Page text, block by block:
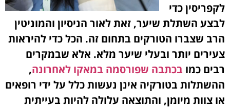
לקפריסין כדי
לבצע השתלת שיער, זאת לאור הניסיון והמוניטין
הרב שצברו הטורקים בתחום זה. הכל כדי להיראות
צעירים יותר ובעלי שיער מלא. אלא שבמקרים
רבים כמו בכתבה שפורסמה במאקו לאחרונה,
ההשתלות בטורקיה אינן נעשות כלל על ידי רופאים
או צוות מיומן, והתוצאה עלולה להיות בעייתית